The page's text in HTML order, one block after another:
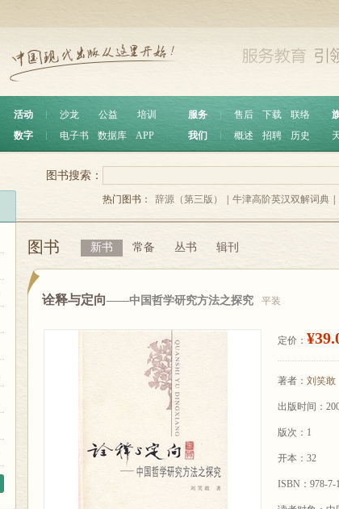
活动 沙龙 公益
培训
数字
电子书 数据库 APP
服务 ︱ 售后 下载
联络
我们
概述 招聘 历史
图书搜索：
热门图书： 辞源（第三版） 牛津高阶英汉双解词典
图书 新书 常备 丛书 辑刊
诠释与定向——中国哲学研究方法之探究 平装
定价：
著者： 刘笑敢
出版时间：
版次：1
开本：32
ISBN：978-7-